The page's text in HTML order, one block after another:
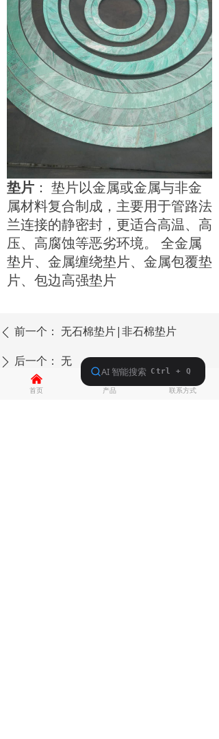
垫片 ： 垫片以金属或金属与非金
属材料复合制成，主要用于管路法
兰连接的静密封，更适合高温、高
压、高腐蚀等恶劣环境。 全金属
垫片、金属缠绕垫片、金属包覆垫
片、包边高强垫片
ꄴ 前一个： 无石棉垫片|非石棉垫片
ꄲ 后一个： 无
낀
首页
뀵
产品 联系方式